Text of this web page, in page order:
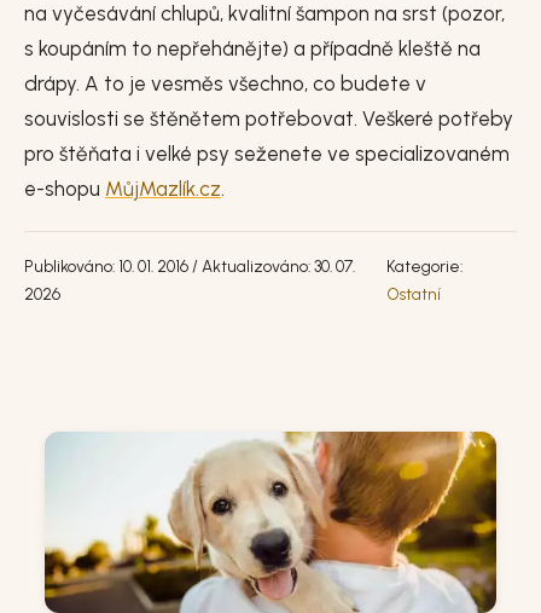
na vyčesávání chlupů, kvalitní šampon na srst (pozor,
s koupáním to nepřehánějte) a případně kleště na
drápy. A to je vesměs všechno, co budete v
souvislosti se štěnětem potřebovat. Veškeré potřeby
pro štěňata i velké psy seženete ve specializovaném
e-shopu MůjMazlík.cz.
Publikováno: 10. 01. 2016 / Aktualizováno: 30. 07.
2026
Kategorie:
Ostatní